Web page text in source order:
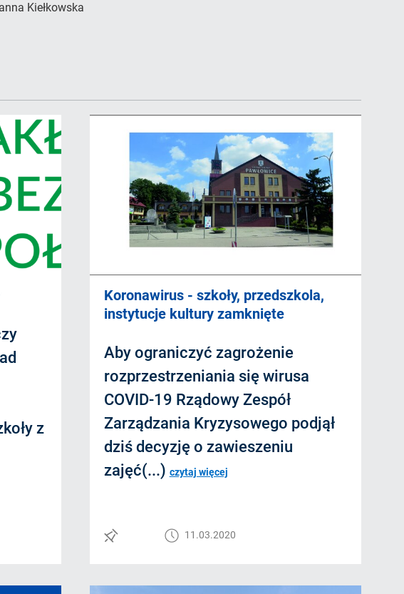
Kiełkowska
z
Koronawirus - szkoły, przedszkola,
instytucje kultury zamknięte
Aby ograniczyć zagrożenie
rozprzestrzeniania się wirusa
COVID-19 Rządowy Zespół
Zarządzania Kryzysowego podjął
dziś decyzję o zawieszeniu
zajęć(...) czytaj więcej
11.03.2020